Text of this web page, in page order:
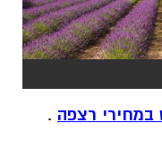
במחירי רצפה .